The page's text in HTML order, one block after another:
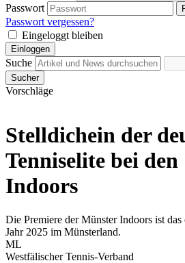
Passwort
Passwort vergessen?
Eingeloggt bleiben
Einloggen
Suche
Sucher
Vorschläge
Stelldichein der
Tenniselite bei
Indoors
Die Premiere der Münster Indoors ist
Jahr 2025 im Münsterland.
ML
Westfälischer Tennis-Verband